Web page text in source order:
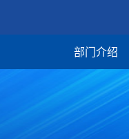
部门介绍